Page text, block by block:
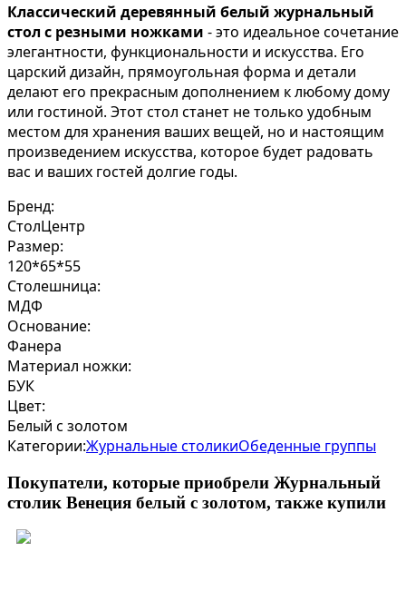
Классический деревянный белый журнальный
стол с резными ножками - это идеальное сочетание
элегантности, функциональности и искусства. Его
царский дизайн, прямоугольная форма и детали
делают его прекрасным дополнением к любому дому
или гостиной. Этот стол станет не только удобным
местом для хранения ваших вещей, но и настоящим
произведением искусства, которое будет радовать
вас и ваших гостей долгие годы.
Бренд:
СтолЦентр
Размер:
120*65*55
Столешница:
МДФ
Основание:
Фанера
Материал ножки:
БУК
Цвет:
Белый с золотом
Категории:Журнальные столикиОбеденные группы
Покупатели, которые приобрели Журнальный
столик Венеция белый с золотом, также купили